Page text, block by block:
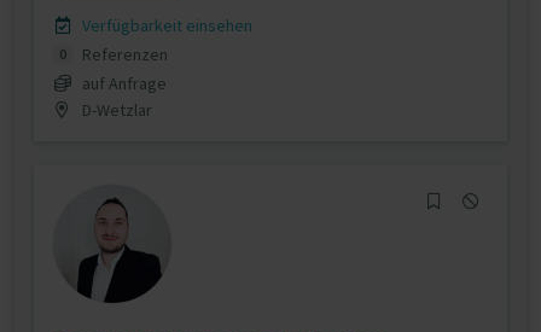
Verfügbarkeit einsehen
0
Referenzen
auf Anfrage
D-Wetzlar